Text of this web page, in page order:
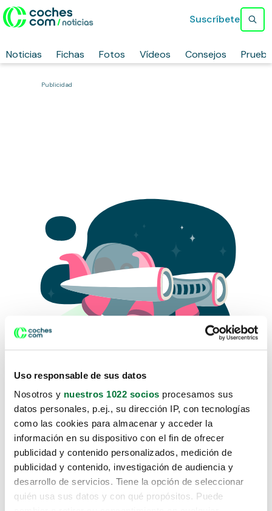
Uso responsable de sus datos
Nosotros y nuestros 1022 socios procesamos sus
datos personales, p.ej., su dirección IP, con tecnologías
como las cookies para almacenar y acceder la
información en su dispositivo con el fin de ofrecer
publicidad y contenido personalizados, medición de
publicidad y contenido, investigación de audiencia y
desarrollo de servicios. Tiene la opción de seleccionar
quién usa sus datos y con qué propósitos. Puede
Noticias Fichas Fotos Vídeos Consejos
Suscríbete
Publicidad
Lo sentimos, no sabemos como
te hemos traido hasta aquí.
Pero puedes encontrar el coche que estás
buscando en alguno de estos enlaces: